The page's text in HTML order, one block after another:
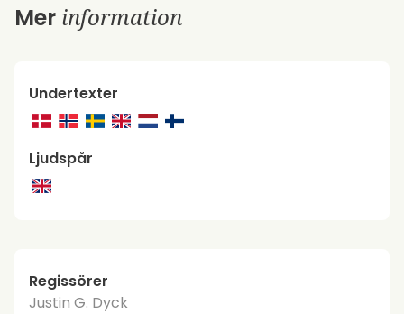
Mer information
Undertexter
Ljudspår
Regissörer
Justin G. Dyck